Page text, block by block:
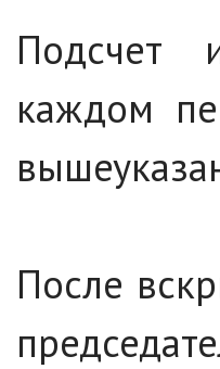
Подсчет
каждом
После